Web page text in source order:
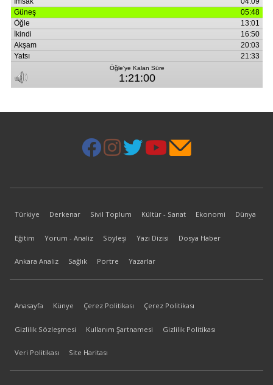
Türkiye Derkenar Sivil Toplum Kültür - Sanat Ekonomi Dünya
Eğitim Yorum - Analiz Söyleşi Yazı Dizisi Dosya Haber
Ankara Analiz Sağlık Portre Yazarlar
Anasayfa Künye Çerez Politikası Çerez Politikası
Gizlilik Sözleşmesi Kullanım Şartnamesi Gizlilik Politikası
Veri Politikası Site Haritası